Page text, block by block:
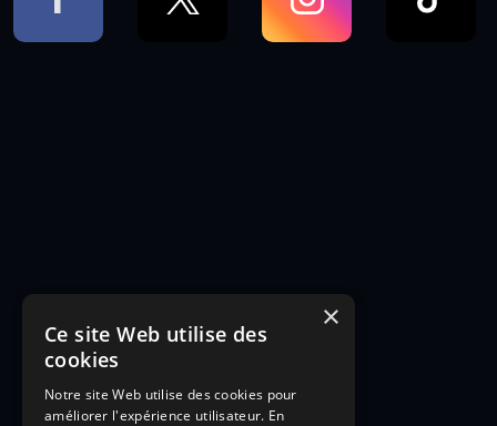
×
Ce site Web utilise des
cookies
Notre site Web utilise des cookies pour
améliorer l'expérience utilisateur. En